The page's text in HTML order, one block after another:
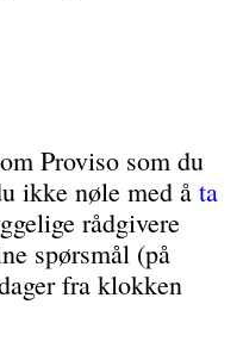
Proviso som du
ikke nøle med å ta
rådgivere
spørsmål (på
fra klokken